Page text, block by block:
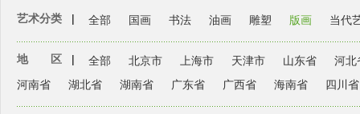
艺术分类 | 全部 国画 书法 油画 雕塑 版画 当代
地 区 | 全部 北京市 上海市 天津市 山东省
河北
河南省
湖北省 湖南省 广东省 广西省 海南省 四川省